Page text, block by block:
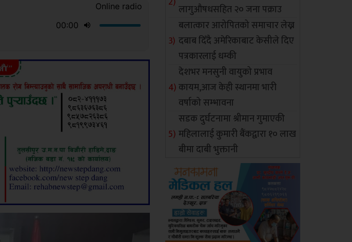
लागुऔषधसहित २० जना पक्राउ
बलात्कार आरोपितको समाचार लेख्न
दबाब दिँदै अमेरिकाबाट केसीले दिए
पत्रकारलाई धम्की
देशभर मनसुनी वायुको प्रभाव
कायम,आज केही स्थानमा भारी
वर्षाको सम्भावना
सडक दुर्घटनामा श्रीमान गुमाएकी
महिलालाई कुमारी बैंकद्वारा १० लाख
बीमा दाबी भुक्तानी